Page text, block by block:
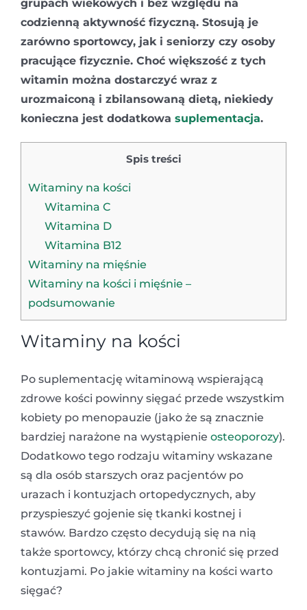
grupach wiekowych i bez względu na
codzienną aktywność fizyczną. Stosują je
zarówno sportowcy, jak i seniorzy czy osoby
pracujące fizycznie. Choć większość z tych
witamin można dostarczyć wraz z
urozmaiconą i zbilansowaną dietą, niekiedy
konieczna jest dodatkowa suplementacja.
Spis treści
Witaminy na kości
Witamina C
Witamina D
Witamina B12
Witaminy na mięśnie
Witaminy na kości i mięśnie –
podsumowanie
Witaminy na kości
Po suplementację witaminową wspierającą
zdrowe kości powinny sięgać przede wszystkim
kobiety po menopauzie (jako że są znacznie
bardziej narażone na wystąpienie osteoporozy).
Dodatkowo tego rodzaju witaminy wskazane
są dla osób starszych oraz pacjentów po
urazach i kontuzjach ortopedycznych, aby
przyspieszyć gojenie się tkanki kostnej i
stawów. Bardzo często decydują się na nią
także sportowcy, którzy chcą chronić się przed
kontuzjami. Po jakie witaminy na kości warto
sięgać?